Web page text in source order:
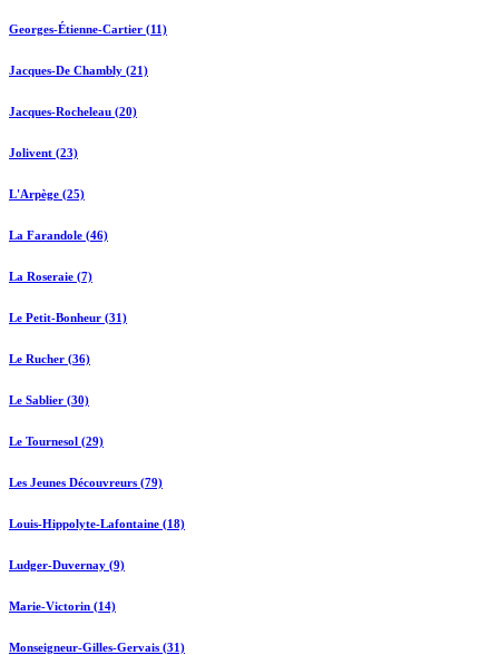
Georges-Étienne-Cartier (11)
Jacques-De Chambly (21)
Jacques-Rocheleau (20)
Jolivent (23)
L'Arpège (25)
La Farandole (46)
La Roseraie (7)
Le Petit-Bonheur (31)
Le Rucher (36)
Le Sablier (30)
Le Tournesol (29)
Les Jeunes Découvreurs (79)
Louis-Hippolyte-Lafontaine (18)
Ludger-Duvernay (9)
Marie-Victorin (14)
Monseigneur-Gilles-Gervais (31)